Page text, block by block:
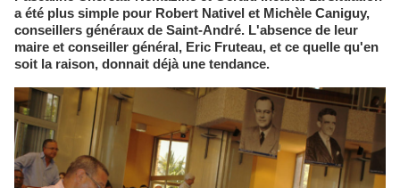
a été plus simple pour Robert Nativel et Michèle Caniguy,
conseillers généraux de Saint-André. L'absence de leur
maire et conseiller général, Eric Fruteau, et ce quelle qu'en
soit la raison, donnait déjà une tendance.